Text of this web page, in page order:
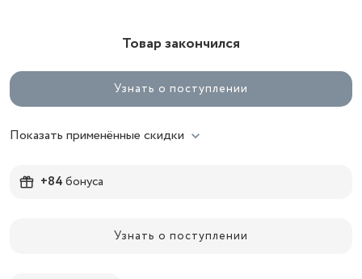
Товар закончился
Узнать о поступлении
Показать применённые скидки
+84бонуса
Узнать о поступлении